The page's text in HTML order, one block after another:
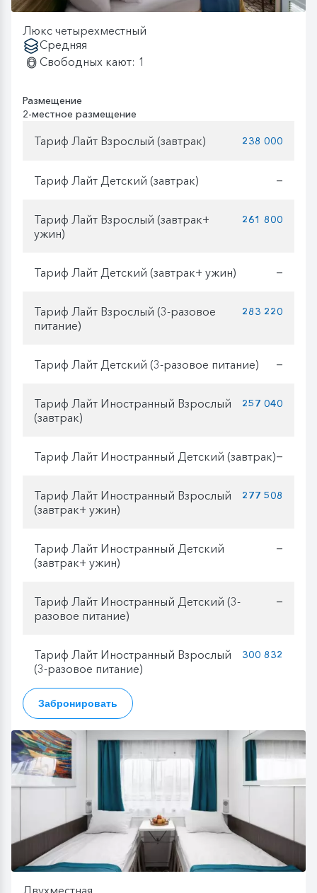
Люкс четырехместный
Средняя
Свободных кают: 1
Размещение
2-местное размещение
Тариф Лайт Взрослый (завтрак) 238 000
Тариф Лайт Детский (завтрак) —
Тариф Лайт Взрослый (завтрак+
ужин)
261 800
Тариф Лайт Детский (завтрак+ ужин) —
Тариф Лайт Взрослый (3-разовое
питание)
283 220
Тариф Лайт Детский (3-разовое питание) —
Тариф Лайт Иностранный Взрослый
(завтрак)
257 040
Тариф Лайт Иностранный Детский (завтрак)—
Тариф Лайт Иностранный Взрослый
(завтрак+ ужин)
277 508
Тариф Лайт Иностранный Детский
(завтрак+ ужин)
—
Тариф Лайт Иностранный Детский (3-
разовое питание)
—
Тариф Лайт Иностранный Взрослый
(3-разовое питание)
300 832
Забронировать